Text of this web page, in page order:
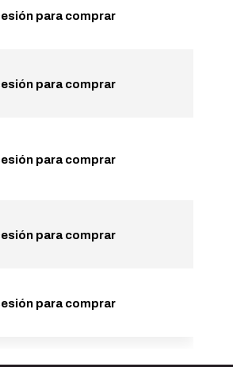
para comprar
para comprar
para comprar
para comprar
para comprar